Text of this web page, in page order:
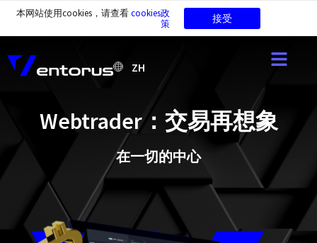
ZH
Webtrader：交易再想象
在一切的中心
本网站使用cookies，请查看cookies政
策
接受